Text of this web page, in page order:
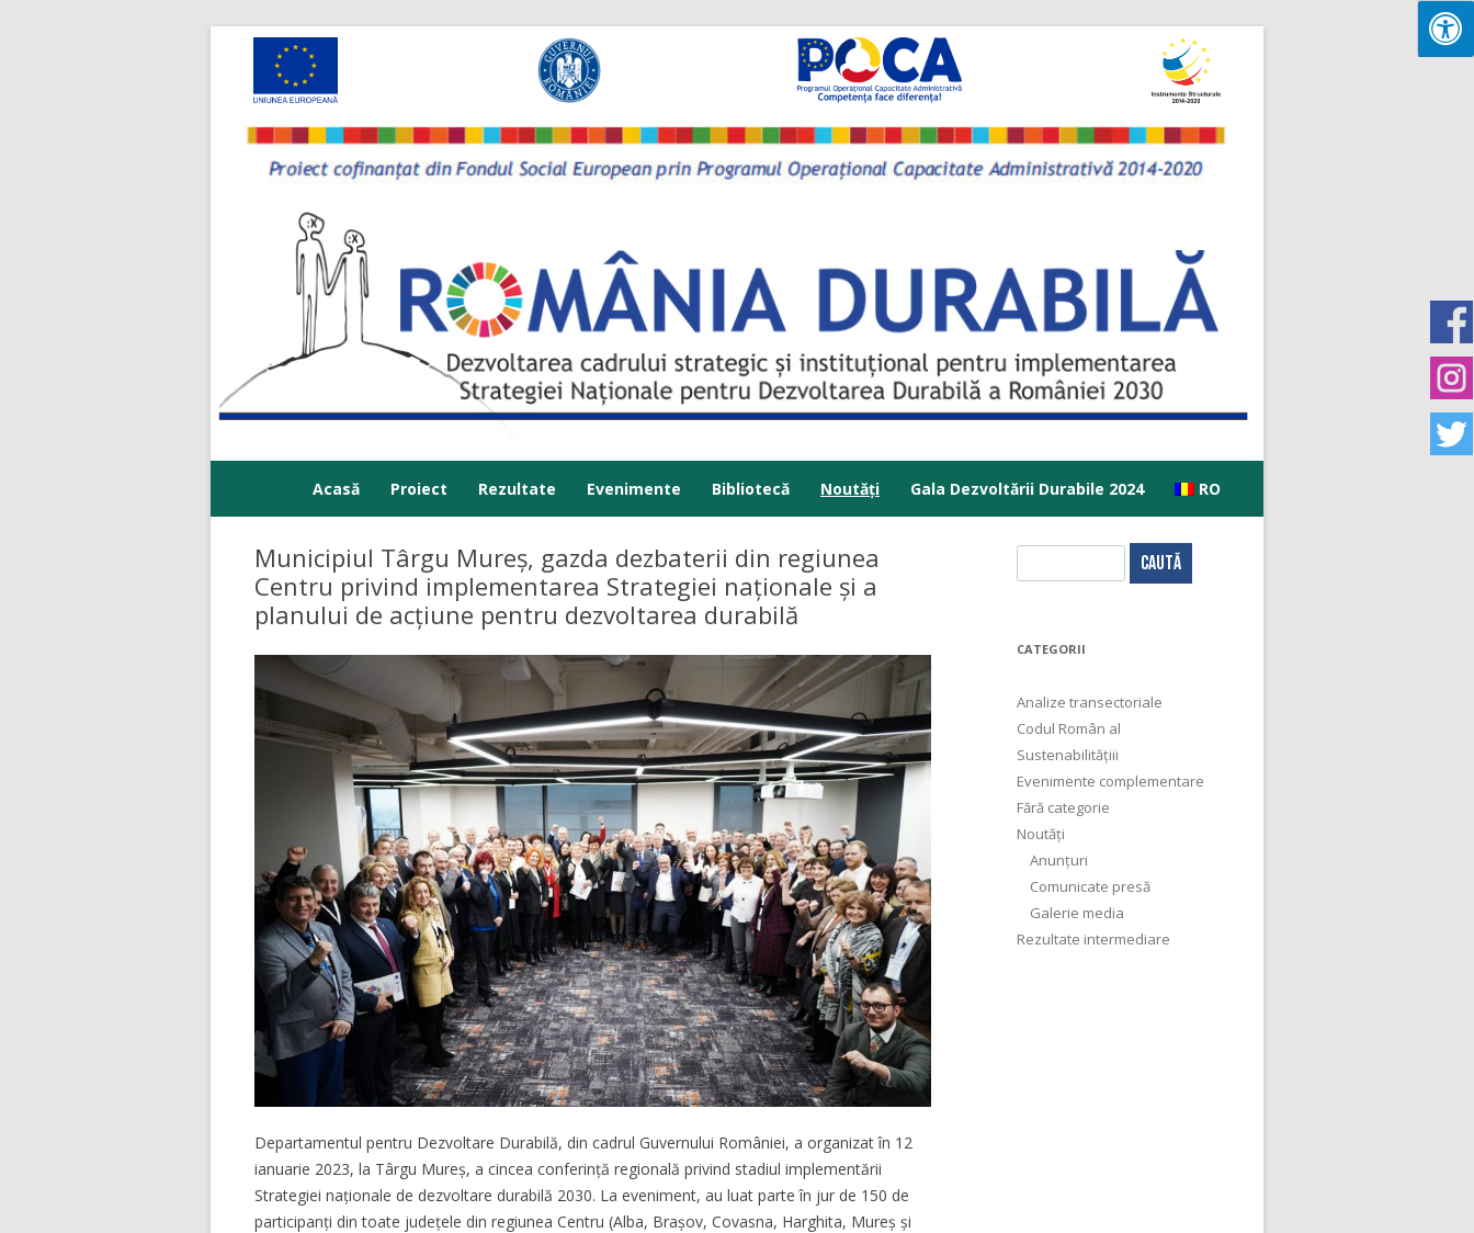
Sari la conținut
Acasă
Proiect Rezultate Evenimente Bibliotecă Noutăți
Comunicate presă
Gala Dezvoltării Durabile 2024 RO
Municipiul Târgu Mureș, gazda dezbaterii din regiunea
Centru privind implementarea Strategiei naționale și a
planului de acțiune pentru dezvoltarea durabilă
Departamentul pentru Dezvoltare Durabilă, din cadrul Guvernului României, a organizat în 12
ianuarie 2023, la Târgu Mureș, a cincea conferință regională privind stadiul implementării
Strategiei naționale de dezvoltare durabilă 2030. La eveniment, au luat parte în jur de 150 de
participanți din toate județele din regiunea Centru (Alba, Brașov, Covasna, Harghita, Mureș și
a
u
p
ă
:
CATEGORII
Analize transectoriale
Codul Român al
Sustenabilitățiii
Evenimente complementare
Fără categorie
Noutăți
Anunțuri
Comunicate presă
Galerie media
Rezultate intermediare